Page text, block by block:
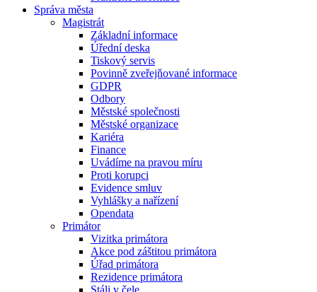
Správa města
Magistrát
Základní informace
Úřední deska
Tiskový servis
Povinně zveřejňované informace
GDPR
Odbory
Městské společnosti
Městské organizace
Kariéra
Finance
Uvádíme na pravou míru
Proti korupci
Evidence smluv
Vyhlášky a nařízení
Opendata
Primátor
Vizitka primátora
Akce pod záštitou primátora
Úřad primátora
Rezidence primátora
Stáli v čele